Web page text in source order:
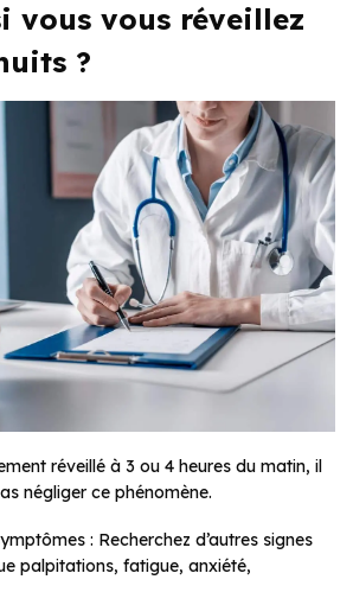
vous vous réveillez
?
réveillé à 3 ou 4 heures du matin, il
négliger ce phénomène.
: Recherchez d’autres signes
palpitations, fatigue, anxiété,